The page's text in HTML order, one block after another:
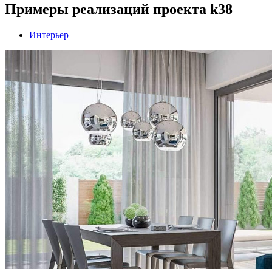
Примеры реализаций проекта k38
Интерьер